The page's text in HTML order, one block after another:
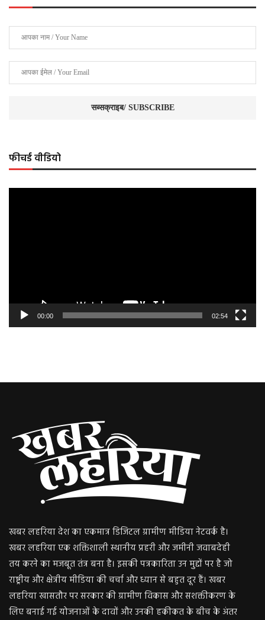
फीचर्ड वीडियो
00:00 02:54
खबर लहरिया देश का एकमात्र डिजिटल ग्रामीण मीडिया नेटवर्क है।
खबर लहरिया एक शक्तिशाली स्थानीय प्रहरी और जमीनी जवाबदेही
तय करने का मजबूत तंत्र बना है। इसकी पत्रकारिता उन मुद्दों पर है जो
राष्ट्रीय और क्षेत्रीय मीडिया की चर्चा और ध्यान से बहुत दूर हैं। खबर
लहरिया खासतौर पर सरकार की ग्रामीण विकास और सशक्तीकरण के
लिए बनाई गई योजनाओं के दावों और उनकी हकीकत के बीच के अंतर